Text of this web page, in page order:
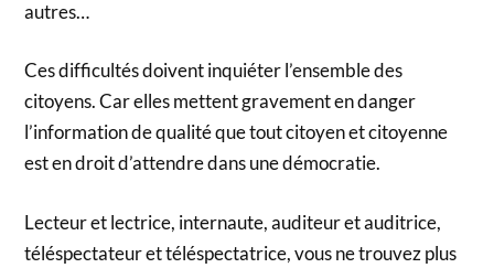
autres…
Ces difficultés doivent inquiéter l’ensemble des
citoyens. Car elles mettent gravement en danger
l’information de qualité que tout citoyen et citoyenne
est en droit d’attendre dans une démocratie.
Lecteur et lectrice, internaute, auditeur et auditrice,
téléspectateur et téléspectatrice, vous ne trouvez plus